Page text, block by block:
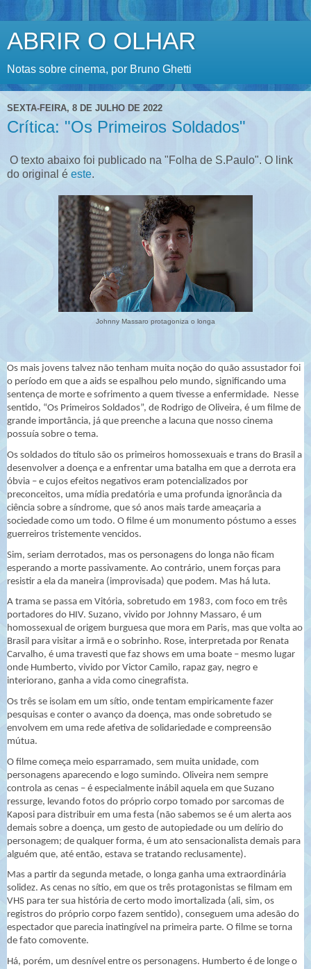
ABRIR O OLHAR
Notas sobre cinema, por Bruno Ghetti
SEXTA-FEIRA, 8 DE JULHO DE 2022
Crítica: "Os Primeiros Soldados"
O texto abaixo foi publicado na "Folha de S.Paulo". O link
do original é este.
Johnny Massaro protagoniza o longa
Os mais jovens talvez não tenham muita noção do quão assustador foi
o período em que a aids se espalhou pelo mundo, significando uma
sentença de morte e sofrimento a quem tivesse a enfermidade. Nesse
sentido, “Os Primeiros Soldados”, de Rodrigo de Oliveira, é um filme de
grande importância, já que preenche a lacuna que nosso cinema
possuía sobre o tema.
Os soldados do título são os primeiros homossexuais e trans do Brasil a
desenvolver a doença e a enfrentar uma batalha em que a derrota era
óbvia – e cujos efeitos negativos eram potencializados por
preconceitos, uma mídia predatória e uma profunda ignorância da
ciência sobre a síndrome, que só anos mais tarde ameaçaria a
sociedade como um todo. O filme é um monumento póstumo a esses
guerreiros tristemente vencidos.
Sim, seriam derrotados, mas os personagens do longa não ficam
esperando a morte passivamente. Ao contrário, unem forças para
resistir a ela da maneira (improvisada) que podem. Mas há luta.
A trama se passa em Vitória, sobretudo em 1983, com foco em três
portadores do HIV. Suzano, vivido por Johnny Massaro, é um
homossexual de origem burguesa que mora em Paris, mas que volta ao
Brasil para visitar a irmã e o sobrinho. Rose, interpretada por Renata
Carvalho, é uma travesti que faz shows em uma boate – mesmo lugar
onde Humberto, vivido por Victor Camilo, rapaz gay, negro e
interiorano, ganha a vida como cinegrafista.
Os três se isolam em um sítio, onde tentam empiricamente fazer
pesquisas e conter o avanço da doença, mas onde sobretudo se
envolvem em uma rede afetiva de solidariedade e compreensão
mútua.
O filme começa meio esparramado, sem muita unidade, com
personagens aparecendo e logo sumindo. Oliveira nem sempre
controla as cenas – é especialmente inábil aquela em que Suzano
ressurge, levando fotos do próprio corpo tomado por sarcomas de
Kaposi para distribuir em uma festa (não sabemos se é um alerta aos
demais sobre a doença, um gesto de autopiedade ou um delírio do
personagem; de qualquer forma, é um ato sensacionalista demais para
alguém que, até então, estava se tratando reclusamente).
Mas a partir da segunda metade, o longa ganha uma extraordinária
solidez. As cenas no sítio, em que os três protagonistas se filmam em
VHS para ter sua história de certo modo imortalizada (ali, sim, os
registros do próprio corpo fazem sentido), conseguem uma adesão do
espectador que parecia inatingível na primeira parte. O filme se torna
de fato comovente.
Há, porém, um desnível entre os personagens. Humberto é de longe o